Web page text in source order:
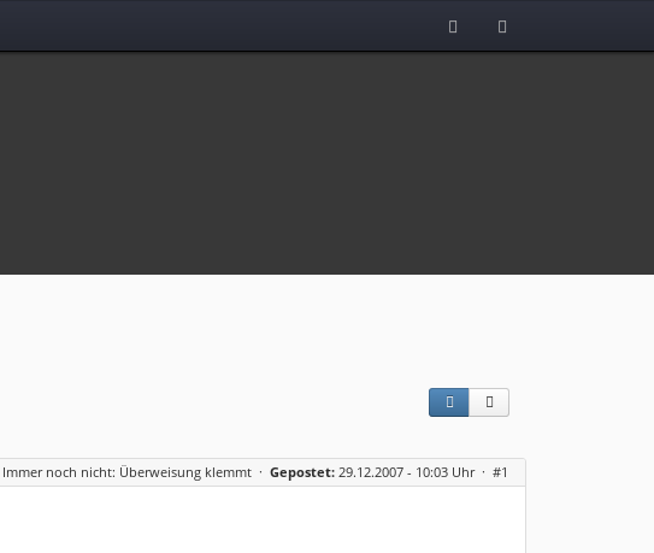
Immer noch nicht: Überweisung klemmt · Gepostet: 29.12.2007 - 10:03 Uhr · #1